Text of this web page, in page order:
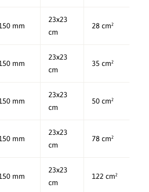
mm
23x23
cm
28 cm²
mm
23x23
cm
35 cm²
mm
23x23
cm
50 cm²
mm
23x23
cm
78 cm²
mm
23x23
cm
122 cm²